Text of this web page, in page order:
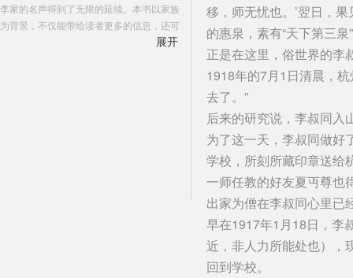
李家的名声得到了无限的延续。本书以家族
为背景，不仅能带给读者更多的信息，还可
以帮助读者从另一个侧面来认识李叔同。在
展开
移，师无忧也。’翌日，
的惠泉，素有“天下第三
正是在这里，俗世界的李
1918年的7月1日清晨，
去了。”
后来的研究说，李叔同入
为了这一天，李叔同做好
学校，所刻所藏印章送给
一师任教的好友夏丏尊也
出家为僧在李叔同心里已
早在1917年1月18日，李
近，非人力所能处也），
回到学校。